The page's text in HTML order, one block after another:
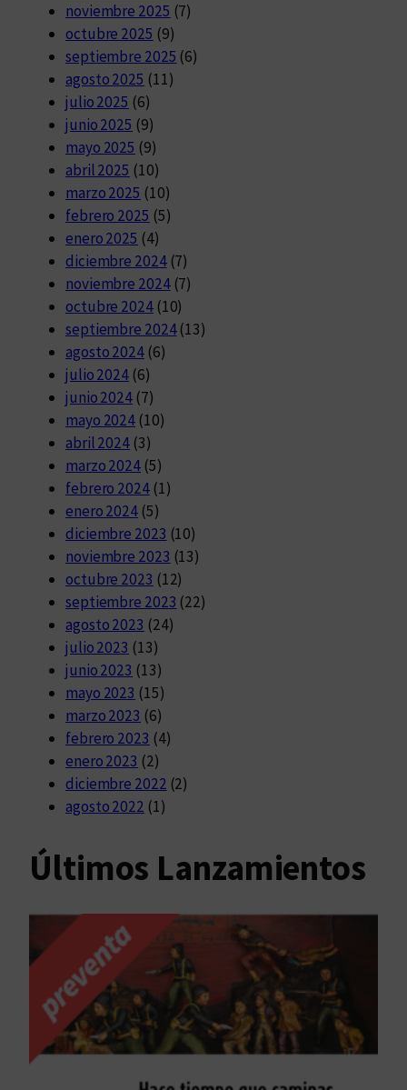
noviembre 2025 (7)
octubre 2025 (9)
septiembre 2025 (6)
agosto 2025 (11)
julio 2025 (6)
junio 2025 (9)
mayo 2025 (9)
abril 2025 (10)
marzo 2025 (10)
febrero 2025 (5)
enero 2025 (4)
diciembre 2024(7)
noviembre 2024(7)
octubre 2024(10)
septiembre 2024(13)
agosto 2024(6)
julio 2024 (6)
junio 2024 (7)
mayo 2024 (10)
abril 2024 (3)
marzo 2024 (5)
febrero 2024(1)
enero 2024 (5)
diciembre 2023 (10)
noviembre 2023 (13)
octubre 2023 (12)
septiembre 2023 (22)
agosto 2023 (24)
julio 2023 (13)
junio 2023 (13)
mayo 2023 (15)
marzo 2023 (6)
febrero 2023 (4)
enero 2023 (2)
diciembre 2022 (2)
agosto 2022 (1)
Últimos Lanzamientos